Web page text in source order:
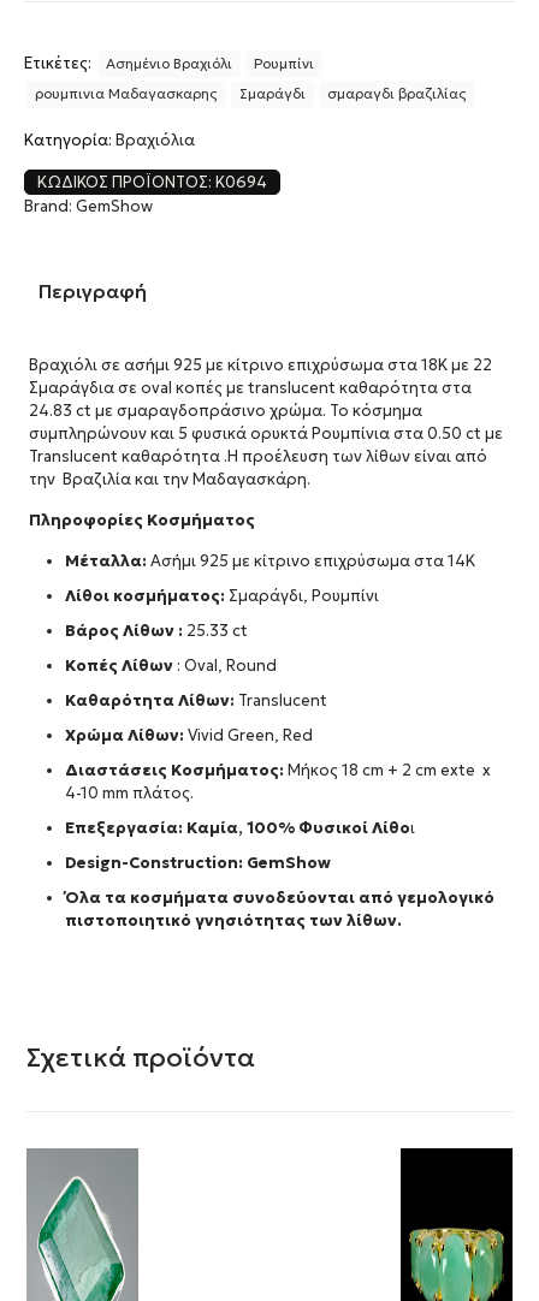
Ετικέτες: Ασημένιο Βραχιόλι
Ρουμπίνι
ρουμπινια Μαδαγασκαρης
Σμαράγδι σμαραγδι βραζιλίας
Κατηγορία: Βραχιόλια
ΚΩΔΙΚΌΣ ΠΡΟΪΌΝΤΟΣ: K0694
Brand: GemShow
Περιγραφή
Βραχιόλι σε ασήμι 925 με κίτρινο επιχρύσωμα στα 18Κ με 22
Σμαράγδια σε oval κοπές με translucent καθαρότητα στα
24.83 ct με σμαραγδοπράσινο χρώμα. Το κόσμημα
συμπληρώνουν και 5 φυσικά ορυκτά Ρουμπίνια στα 0.50 ct με
Translucent καθαρότητα .Η προέλευση των λίθων είναι από
την Βραζιλία και την Μαδαγασκάρη.
Πληροφορίες Κοσμήματος
Μέταλλα: Ασήμι 925 με κίτρινο επιχρύσωμα στα 14Κ
Λίθοι κοσμήματος: Σμαράγδι, Ρουμπίνι
Βάρος Λίθων : 25.33 ct
Κοπές Λίθων : Oval, Round
Καθαρότητα Λίθων: Translucent
Χρώμα Λίθων: Vivid Green, Red
Διαστάσεις Κοσμήματος: Μήκος 18 cm + 2 cm exte x
4-10 mm πλάτος.
Επεξεργασία: Καμία, 100% Φυσικοί Λίθοι
Design-Construction: GemShow
Όλα τα κοσμήματα συνοδεύονται από γεμολογικό
πιστοποιητικό γνησιότητας των λίθων.
Σχετικά προϊόντα